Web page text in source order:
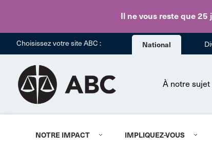
Il ne vous reste que 25
Choisissez votre site ABC : National
À notre sujet
NOTRE IMPACT IMPLIQUEZ-VOUS